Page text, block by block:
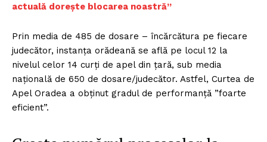
actuală doreşte blocarea noastră”
Prin media de 485 de dosare – încărcătura pe fiecare
judecător, instanța orădeană se află pe locul 12 la
nivelul celor 14 curți de apel din țară, sub media
națională de 650 de dosare/judecător. Astfel, Curtea de
Apel Oradea a obținut gradul de performanță ”foarte
eficient”.